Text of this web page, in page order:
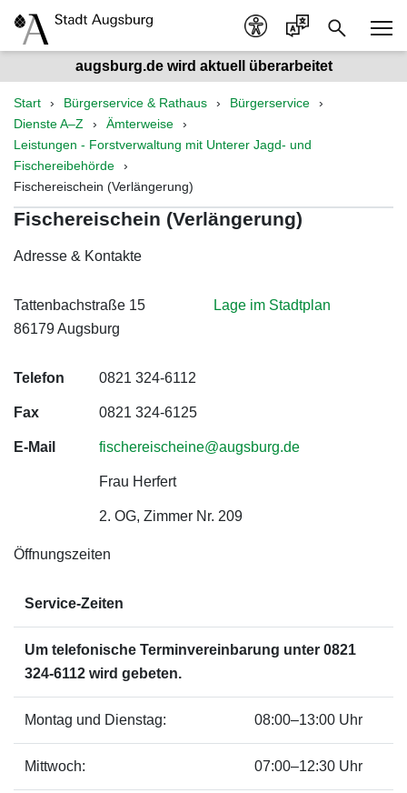
augsburg.de wird aktuell überarbeitet
Start Bürgerservice & Rathaus
Bürgerservice
Dienste A–Z
Ämterweise
Leistungen - Forstverwaltung mit Unterer Jagd- und
Fischereibehörde
Fischereischein (Verlängerung)
Fischereischein (Verlängerung)
Adresse & Kontakte
Tattenbachstraße 15
86179 Augsburg
Lage im Stadtplan
Telefon 0821 324-6112
Fax 0821 324-6125
E-Mail fischereischeine@augsburg.de
Frau Herfert
2. OG, Zimmer Nr. 209
Öffnungszeiten
Service-Zeiten
Um telefonische Terminvereinbarung unter 0821
324-6112 wird gebeten.
Montag und Dienstag: 08:00–13:00 Uhr
Mittwoch: 07:00–12:30 Uhr